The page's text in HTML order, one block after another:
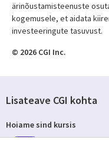
ärinõustamisteenuste
kogemusele, et aidata
investeeringute tasuvust.
© 2026 CGI Inc.
Lisateave CGI kohta
Hoiame sind kursis